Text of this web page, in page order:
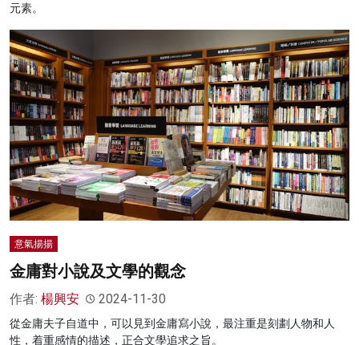
元素。
意氣揚揚
金庸對小說及文學的觀念
作者: 楊興安 2024-11-30
從金庸夫子自道中，可以見到金庸寫小說，最注重是刻劃人物和人
性，着重感情的描述，正合文學追求之旨。